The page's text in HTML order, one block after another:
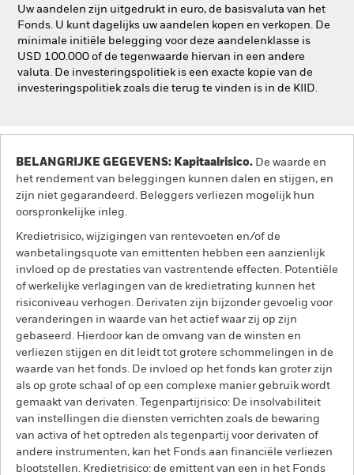
Uw aandelen zijn uitgedrukt in euro, de basisvaluta van het
Fonds. U kunt dagelijks uw aandelen kopen en verkopen. De
minimale initiële belegging voor deze aandelenklasse is
USD 100.000 of de tegenwaarde hiervan in een andere
valuta. De investeringspolitiek is een exacte kopie van de
investeringspolitiek zoals die terug te vinden is in de KIID.
BELANGRIJKE GEGEVENS: Kapitaalrisico. De waarde en
het rendement van beleggingen kunnen dalen en stijgen, en
zijn niet gegarandeerd. Beleggers verliezen mogelijk hun
oorspronkelijke inleg.
Kredietrisico, wijzigingen van rentevoeten en/of de
wanbetalingsquote van emittenten hebben een aanzienlijk
invloed op de prestaties van vastrentende effecten. Potentiële
of werkelijke verlagingen van de kredietrating kunnen het
risiconiveau verhogen. Derivaten zijn bijzonder gevoelig voor
veranderingen in waarde van het actief waar zij op zijn
gebaseerd. Hierdoor kan de omvang van de winsten en
verliezen stijgen en dit leidt tot grotere schommelingen in de
waarde van het fonds. De invloed op het fonds kan groter zijn
als op grote schaal of op een complexe manier gebruik wordt
gemaakt van derivaten. Tegenpartijrisico: De insolvabiliteit
van instellingen die diensten verrichten zoals de bewaring
van activa of het optreden als tegenpartij voor derivaten of
andere instrumenten, kan het Fonds aan financiële verliezen
blootstellen. Kredietrisico: de emittent van een in het Fonds